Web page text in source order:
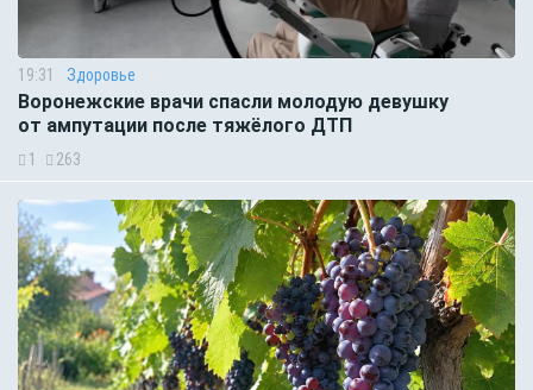
19:31 Здоровье
Воронежские врачи спасли молодую девушку
от ампутации после тяжёлого ДТП
1 263